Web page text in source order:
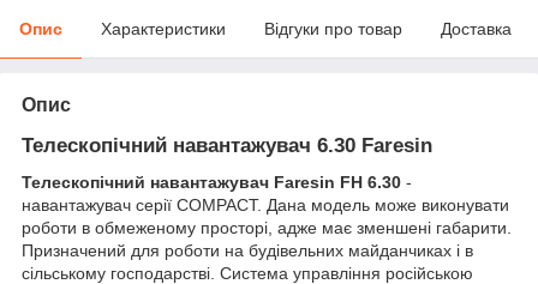
Опис Характеристики Відгуки про товар Доставка
Опис
Телескопічний навантажувач 6.30 Faresin
Телескопічний навантажувач Faresin FH 6.30 -
навантажувач серії COMPACT. Дана модель може виконувати
роботи в обмеженому просторі, адже має зменшені габарити.
Призначений для роботи на будівельних майданчиках і в
сільському господарстві. Система управління російською